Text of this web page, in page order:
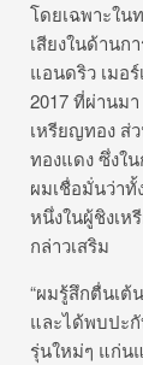
โดยเฉพาะใน
เสียงในด้านก
แอนดริว เมอ
2017 ที่ผ่านม
เหรียญทอง ส่
ทองแดง ซึ่งใ
ผมเชื่อมั่นว่าทั้
หนึ่งในผู้ชิงเห
กล่าวเสริม
“ผมรู้สึกตื่นเต้
และได้พบปะ
รุ่นใหม่ๆ แก่น